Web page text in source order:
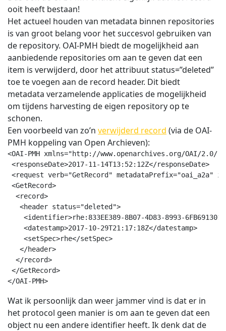
ooit heeft bestaan!
Het actueel houden van metadata binnen repositories
is van groot belang voor het succesvol gebruiken van
de repository. OAI-PMH biedt de mogelijkheid aan
aanbiedende repositories om aan te geven dat een
item is verwijderd, door het attribuut status=”deleted”
toe te voegen aan de record header. Dit biedt
metadata verzamelende applicaties de mogelijkheid
om tijdens harvesting de eigen repository op te
schonen.
Een voorbeeld van zo’n verwijderd record (via de OAI-
PMH koppeling van Open Archieven):
<OAI-PMH xmlns="http://www.openarchives.org/OAI/
<responseDate>2017-11-14T13:52:12Z</responseDate>
<request verb="GetRecord" metadataPrefix="oai_a2a"
<GetRecord>
  <record>
   <header status="deleted">
<identifier>rhe:833EE389-8B07-4D83-8993-
    <datestamp>2017-10-29T21:17:18Z</datestamp>
    <setSpec>rhe</setSpec>
   </header>
  </record>
</GetRecord>
</OAI-PMH>
Wat ik persoonlijk dan weer jammer vind is dat er in
het protocol geen manier is om aan te geven dat een
object nu een andere identifier heeft. Ik denk dat de